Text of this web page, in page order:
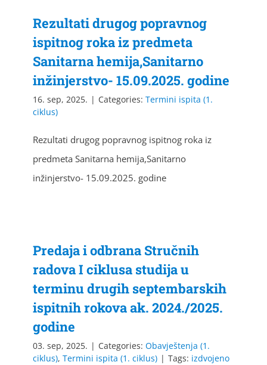
Rezultati drugog popravnog
ispitnog roka iz predmeta
Sanitarna hemija,Sanitarno
inžinjerstvo- 15.09.2025. godine
16. sep, 2025. | Categories: Termini ispita (1.
ciklus)
Rezultati drugog popravnog ispitnog roka iz
predmeta Sanitarna hemija,Sanitarno
inžinjerstvo- 15.09.2025. godine
Predaja i odbrana Stručnih
radova I ciklusa studija u
terminu drugih septembarskih
ispitnih rokova ak. 2024./2025.
godine
03. sep, 2025. | Categories: Obavještenja (1.
ciklus), Termini ispita (1. ciklus) | Tags: izdvojeno